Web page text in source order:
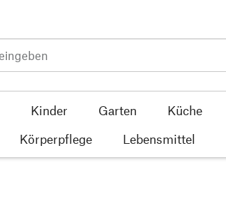
Kinder Garten Küche
Körperpflege Lebensmittel